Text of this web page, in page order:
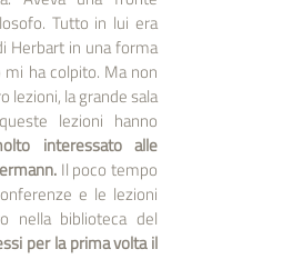
Tutto in lui era
Herbart in una forma
ha colpito. Ma non
lezioni, la grande sala
lezioni hanno
interessato alle
Il poco tempo
e le lezioni
nella biblioteca del
per la prima volta il